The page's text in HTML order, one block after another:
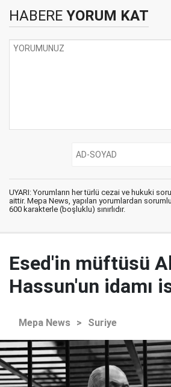
HABERE YORUM KAT
UYARI: Yorumların her türlü cezai ve hukuki
aittir. Mepa News, yapılan yorumlardan
600 karakterle (boşluklu) sınırlıdır.
Esed'in müftüsü
Hassun'un idamı
Mepa News > Suriye